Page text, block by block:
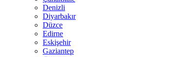
Denizli
Diyarbakır
Düzce
Edirne
Eskişehir
Gaziantep